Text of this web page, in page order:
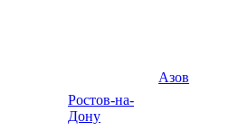
Азов
Ростов-на-
Дону